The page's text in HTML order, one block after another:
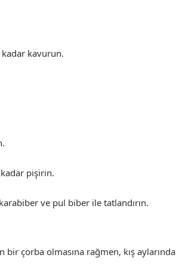
kadar kavurun.
pişirin.
ve pul biber ile tatlandırın.
çorba olmasına rağmen, kış aylarında